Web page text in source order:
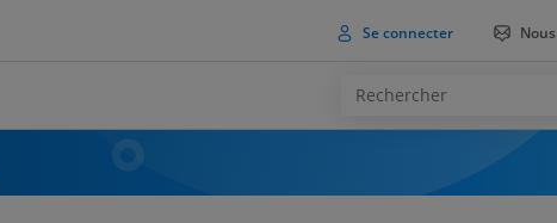
Se connecter